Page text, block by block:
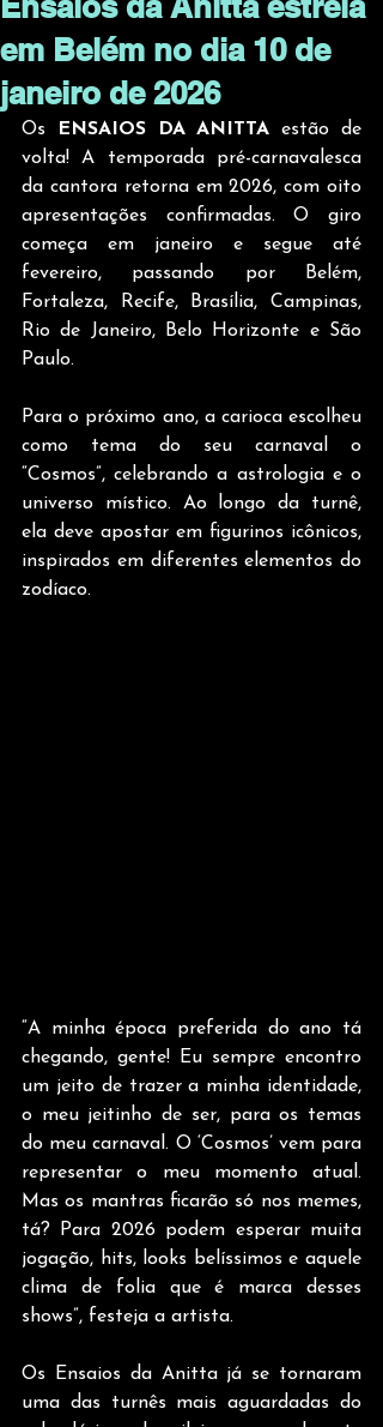
em Belém no dia 10 de
janeiro de 2026
Os ENSAIOS DA ANITTA estão de
volta! A temporada pré-carnavalesca
da cantora retorna em 2026, com oito
apresentações confirmadas. O giro
começa em janeiro e segue até
fevereiro, passando por Belém,
Fortaleza, Recife, Brasília, Campinas,
Rio de Janeiro, Belo Horizonte e São
Paulo.
Para o próximo ano, a carioca escolheu
como tema do seu carnaval o
“Cosmos”, celebrando a astrologia e o
universo místico. Ao longo da turnê,
ela deve apostar em figurinos icônicos,
inspirados em diferentes elementos do
zodíaco.
“A minha época preferida do ano tá
chegando, gente! Eu sempre encontro
um jeito de trazer a minha identidade,
o meu jeitinho de ser, para os temas
do meu carnaval. O ‘Cosmos’ vem para
representar o meu momento atual.
Mas os mantras ficarão só nos memes,
tá? Para 2026 podem esperar muita
jogação, hits, looks belíssimos e aquele
clima de folia que é marca desses
shows”, festeja a artista.
Os Ensaios da Anitta já se tornaram
uma das turnês mais aguardadas do